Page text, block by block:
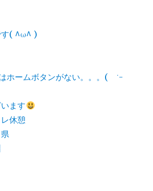
す( ^ω^ )
ホームボタンがない。。。( ˙-
ます
休憩